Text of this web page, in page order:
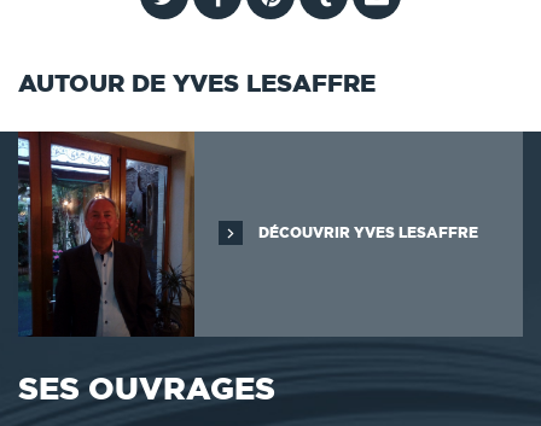
AUTOUR DE YVES LESAFFRE
DÉCOUVRIR YVES LESAFFRE
SES OUVRAGES